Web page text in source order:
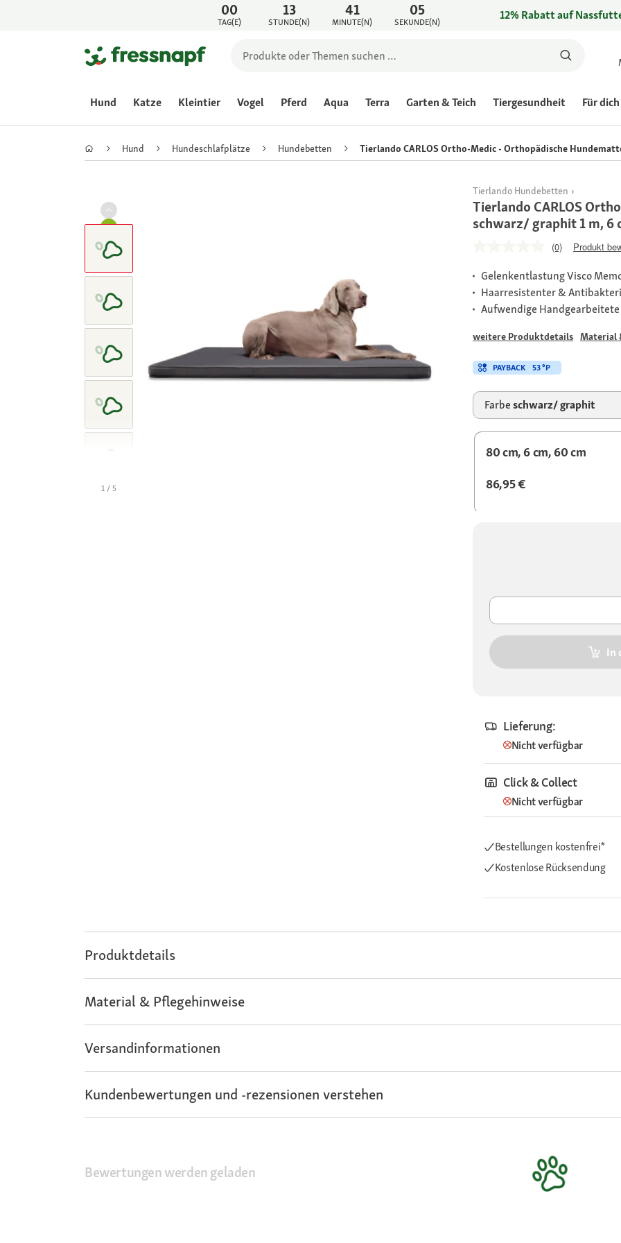
00
TAG(E)
13
STUNDE(N)
41
MINUTE(N)
05
SEKUNDE(N) 12% Rabatt auf
Hund Katze Kleintier Vogel Pferd Aqua Terra Garten & Teich Tiergesundheit Für dich
Hund Hundeschlafplätze Hundebetten Tierlando CARLOS Ortho-Medic - Orthopädische
1 / 5
Tierlando Hundebetten
Tierlando CARLOS
schwarz/ graphit 1 m, 6
(0) Produkt
Gelenkentlastung Visco
Haarresistenter &
Aufwendige
weitere Produktdetails Material
PAYBACK 53 °P
Farbeschwarz/ graphit
80 cm, 6 cm, 60 cm
86,95 €
In
Lieferung:
Nicht verfügbar
Click & Collect
Nicht verfügbar
Bestellungen kostenfrei*
Kostenlose Rücksendung
Produktdetails
Material & Pflegehinweise
Versandinformationen
Kundenbewertungen und -rezensionen verstehen
Bewertungen werden geladen